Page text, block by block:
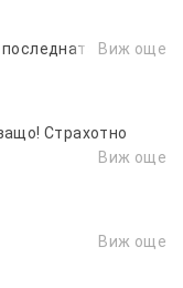
Виж още
Страхотно
Виж още
Виж още